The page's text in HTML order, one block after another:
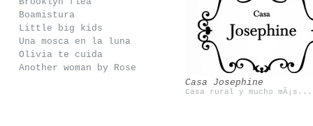
Boamistura
Little big kids
Una mosca en la luna
Olivia te cuida
Another woman by Rose
Casa Josephine
Casa rural y mucho mÃ¡s...
Eugenio Recuenco Filandon